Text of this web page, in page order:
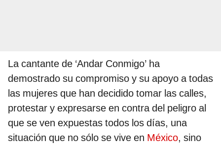
La cantante de ‘Andar Conmigo’ ha
demostrado su compromiso y su apoyo a todas
las mujeres que han decidido tomar las calles,
protestar y expresarse en contra del peligro al
que se ven expuestas todos los días, una
situación que no sólo se vive en México, sino